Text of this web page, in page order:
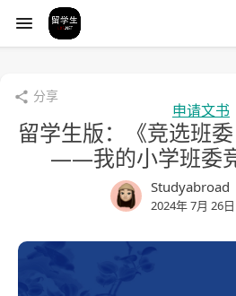
分享
申请文书
留学生版：《竞选班
——我的小学班委
Studyabroad
2024年 7月 26日